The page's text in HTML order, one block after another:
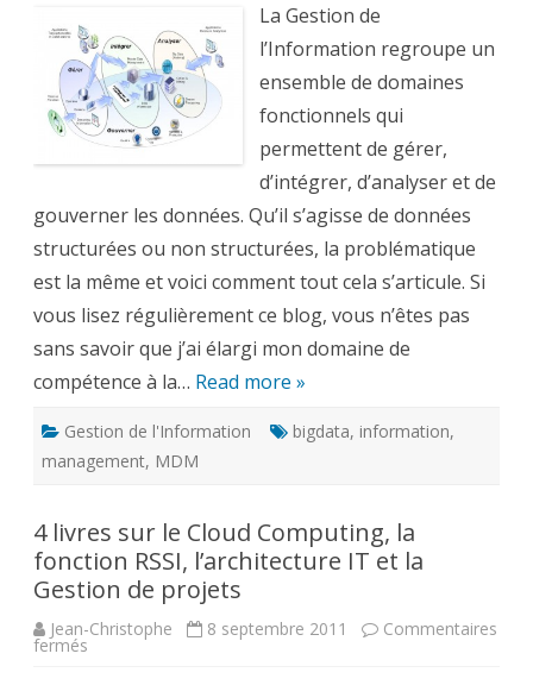
intégrer,
analyser
et
gouverner
les
données
La Gestion de
l’Information regroupe un
ensemble de domaines
fonctionnels qui
permettent de gérer,
d’intégrer, d’analyser et de
gouverner les données. Qu’il s’agisse de données
structurées ou non structurées, la problématique
est la même et voici comment tout cela s’articule. Si
vous lisez régulièrement ce blog, vous n’êtes pas
sans savoir que j’ai élargi mon domaine de
compétence à la… Read more »
Gestion de l'Information bigdata, information,
management, MDM
4 livres sur le Cloud Computing, la
fonction RSSI, l’architecture IT et la
Gestion de projets
Jean-Christophe 8 septembre 2011 Commentaires
fermés